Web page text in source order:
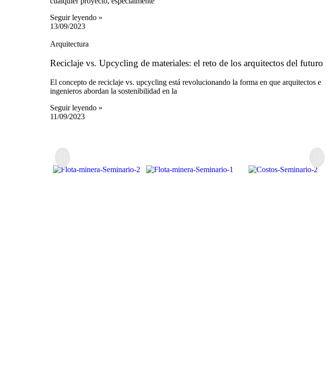
Seguir leyendo »
13/09/2023
Arquitectura
Reciclaje vs. Upcycling de materiales: el reto de los arquitectos del futuro
El concepto de reciclaje vs. upcycling está revolucionando la forma en que arquitectos e
ingenieros abordan la sostenibilidad en la
Seguir leyendo »
11/09/2023